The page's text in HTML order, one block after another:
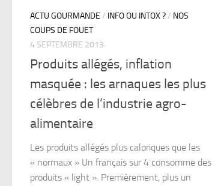
ACTU GOURMANDE / INFO OU INTOX ?/ NOS
COUPS DE FOUET
4 SEPTEMBRE 2013
Produits allégés, inflation
masquée : les arnaques les plus
célèbres de l’industrie agro-
alimentaire
Les produits allégés plus caloriques que les
« normaux » Un français sur 4 consomme des
produits « light ». Premièrement, plus un